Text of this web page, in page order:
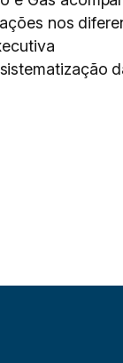
nos